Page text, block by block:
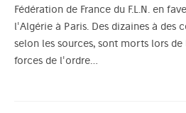
Fédération de France du F.L.N. en
l'Algérie à Paris. Des dizaines à des
selon les sources, sont morts lors
forces de l'ordre…